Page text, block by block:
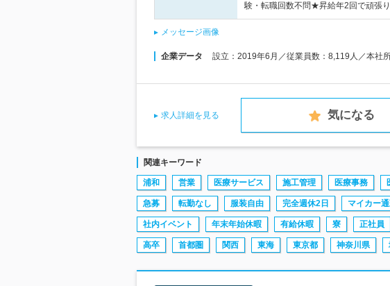
験・転職回数不問★昇給年2回で頑張り
メッセージ画像
企業データ 設立：2019年6月／従業員数：8,119人／本社
求人詳細を見る 気になる
関連キーワード
浦和 営業 医療サービス 施工管理 医療事務
急募 転勤なし 服装自由 完全週休2日 マイカー
社内イベント 年末年始休暇 有給休暇 寮 正社員
高卒 首都圏 関西 東海 東京都 神奈川県